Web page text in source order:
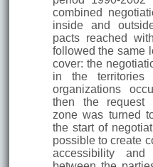
combined
inside and
pacts reached
followed the same
cover: the
in the territories
organizations
then the request
zone was turned
the start of
possible to create
accessibility and